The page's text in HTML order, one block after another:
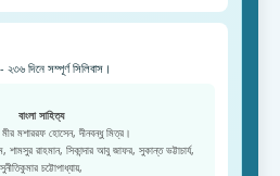
দিনে সম্পূর্ণ সিলিবাস।
বাংলা সাহিত্য
মীর মশাররফ হোসেন, দীনবন্ধু মিত্র।
শামসুর রাহমান, সিকান্দার আবু জাফর, সুকান্ত ভট্টাচার্য,
সুনীতিকুমার চট্টোপাধ্যায়,